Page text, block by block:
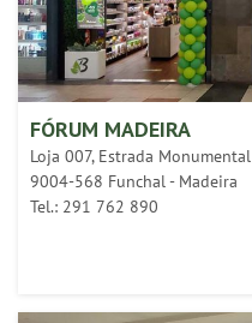
FÓRUM MADEIRA
Loja 007, Estrada Monumental
9004-568 Funchal - Madeira
Tel.: 291 762 890